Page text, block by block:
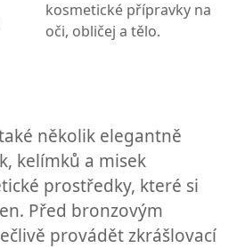
kosmetické přípravky na
oči, obličej a tělo.
několik elegantně
kelímků a misek
prostředky, které si
Před bronzovým
provádět zkrášlovací